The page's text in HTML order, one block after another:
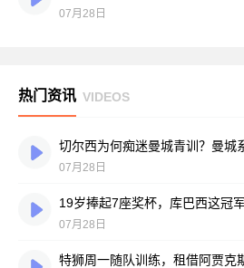
07月28日
热门资讯 VIDEOS
07月28日
19岁捧起7座奖杯，库巴西这冠
07月28日